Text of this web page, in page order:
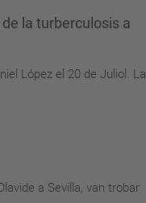
la turberculosis a
López el 20 de Juliol. La
a Sevilla, van trobar